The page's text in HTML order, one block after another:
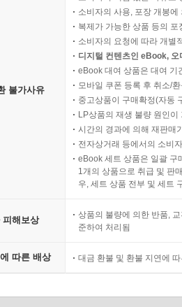
불가사유
소비자의 사용, 포장 개봉
복제가 가능한 상품 등의
소비자의 요청에 따라 개별
디지털 컨텐츠인 eBook,
eBook 대여 상품은 대여 기
모바일 쿠폰 등록 후 취소/
중고상품이 구매확정(자동
LP상품의 재생 불량 원인
시간의 경과에 의해 재판매
전자상거래 등에서의 소비
eBook 세트 상품은 일괄 구
1개의 상품으로 취급 및 판
우, 세트 상품 전부 및 세트
피해보상
상품의 불량에 의한 반품,
준하여 처리됨
따른 배상 대금 환불 및 환불 지연에